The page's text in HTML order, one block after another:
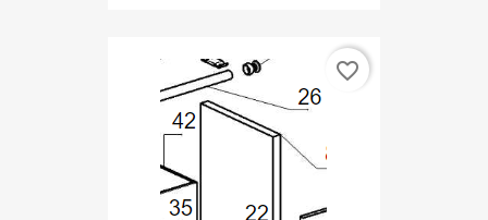
favorite_border